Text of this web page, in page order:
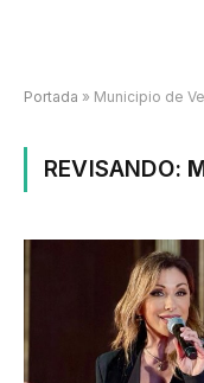
Portada » Municipio de
REVISANDO: